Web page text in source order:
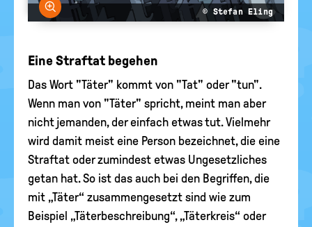
Bild vergrößern
© Stefan Eling
Eine Straftat begehen
Das Wort "Täter" kommt von "Tat" oder "tun".
Wenn man von "Täter" spricht, meint man aber
nicht jemanden, der einfach etwas tut. Vielmehr
wird damit meist eine Person bezeichnet, die eine
Straftat oder zumindest etwas Ungesetzliches
getan hat. So ist das auch bei den Begriffen, die
mit „Täter“ zusammengesetzt sind wie zum
Beispiel „Täterbeschreibung“, „Täterkreis“ oder